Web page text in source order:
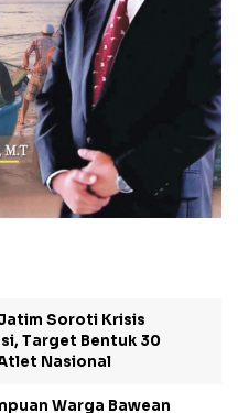
Soroti Krisis
Target Bentuk 30
Nasional
Warga Bawean